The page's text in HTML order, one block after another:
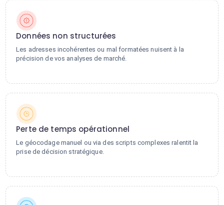
Données non structurées
Les adresses incohérentes ou mal formatées nuisent à la
précision de vos analyses de marché.
Perte de temps opérationnel
Le géocodage manuel ou via des scripts complexes ralentit la
prise de décision stratégique.